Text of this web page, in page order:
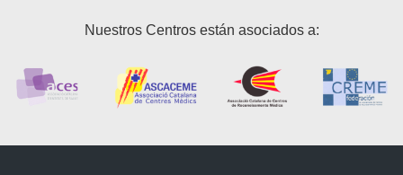
Nuestros Centros están asociados a: